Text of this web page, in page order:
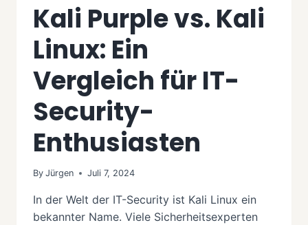
Kali Purple vs. Kali
Linux: Ein
Vergleich für IT-
Security-
Enthusiasten
By Jürgen Juli 7, 2024
In der Welt der IT-Security ist Kali Linux ein
bekannter Name. Viele Sicherheitsexperten